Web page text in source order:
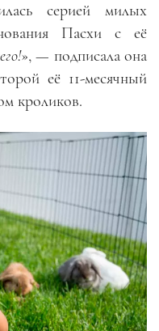
серией милых
Пасхи с её
», — подписала она
её 11-месячный
кроликов.